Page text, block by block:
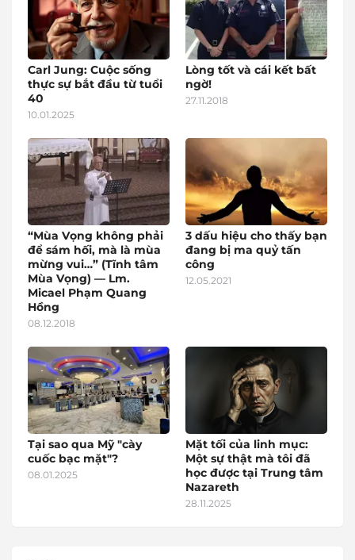
Carl Jung: Cuộc sống
thực sự bắt đầu từ tuổi
40
10.01.2025
Lòng tốt và cái kết bất
ngờ!
27.11.2018
“Mùa Vọng không phải
để sám hối, mà là mùa
mừng vui…” (Tĩnh tâm
Mùa Vọng) — Lm.
Micael Phạm Quang
Hồng
08.12.2018
3 dấu hiệu cho thấy bạn
đang bị ma quỷ tấn
công
12.05.2021
Tại sao qua Mỹ "cày
cuốc bạc mặt"?
08.01.2025
Mặt tối của linh mục:
Một sự thật mà tôi đã
học được tại Trung tâm
Nazareth
28.11.2025